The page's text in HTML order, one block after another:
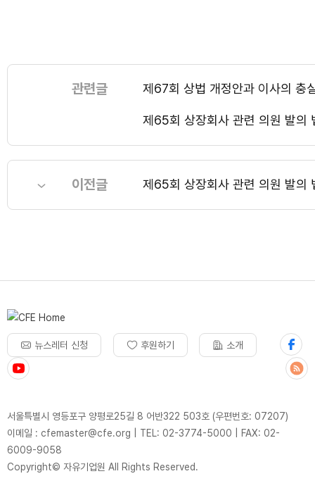
관련글 제67회 상법 개정안과 이사의 충
제65회 상장회사 관련 의원 발의
이전글 제65회 상장회사 관련 의원 발의
뉴스레터 신청 후원하기 소개
서울특별시 영등포구 양평로25길 8 어반322 503호 (우편번호: 07207)
이메일 : cfemaster@cfe.org
TEL: 02-3774-5000
FAX: 02-
6009-9058
Copyright© 자유기업원 All Rights Reserved.